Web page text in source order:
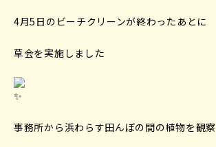
4月5日のビーチクリーンが終わったあとに
草会を実施しました
事務所から浜わらす田んぼの間の植物を観察